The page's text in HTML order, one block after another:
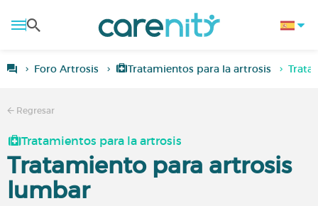
Foro Artrosis Tratamientos para la artrosis
Regresar
Tratamientos para la artrosis
Tratamiento para artrosis
lumbar